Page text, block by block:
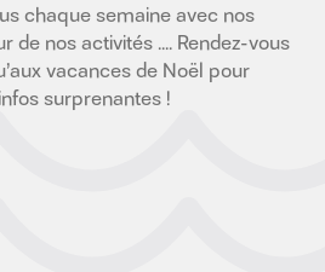
chaque semaine avec nos
de nos activités .... Rendez-vous
vacances de Noël pour
surprenantes !